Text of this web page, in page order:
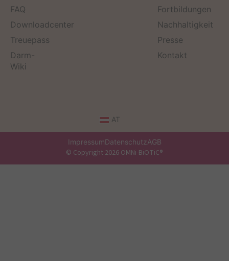
FAQ
Downloadcenter
Treuepass
Darm-
Wiki
Fortbildungen
Nachhaltigkeit
Presse
Kontakt
AT
ImpressumDatenschutzAGB
© Copyright 2026 OMNi-BiOTiC®